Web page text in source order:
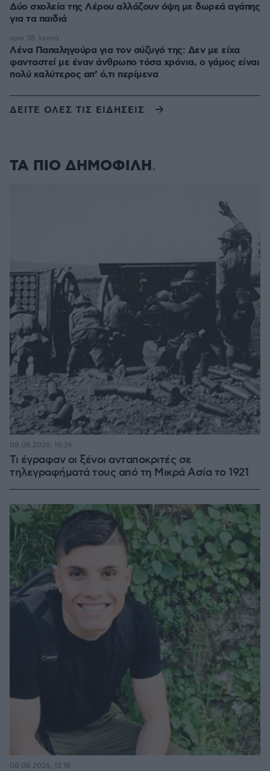
Δύο σχολεία της Λέρου αλλάζουν όψη με δωρεά αγάπης
για τα παιδιά
Λένα Παπαληγούρα για τον σύζυγό της: Δεν με είχα
φανταστεί με έναν άνθρωπο τόσα χρόνια, ο γάμος είναι
πολύ καλύτερος απ’ ό,τι περίμενα
πριν 38 λεπτά
ΔΕΙΤΕ ΟΛΕΣ ΤΙΣ ΕΙΔΗΣΕΙΣ
ΤΑ ΠΙΟ ΔΗΜΟΦΙΛΗ
Τι έγραφαν οι ξένοι ανταποκριτές σε
τηλεγραφήματά τους από τη Μικρά Ασία το 1921
08.08.2026, 10:26
08.08.2026, 12:18